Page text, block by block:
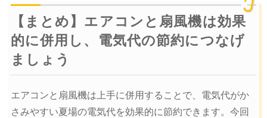
【まとめ】エアコンと扇風機は効果
的に併用し、電気代の節約につなげ
ましょう
エアコンと扇風機は上手に併用することで、電気代がか
さみやすい夏場の電気代を効果的に節約できます。今回